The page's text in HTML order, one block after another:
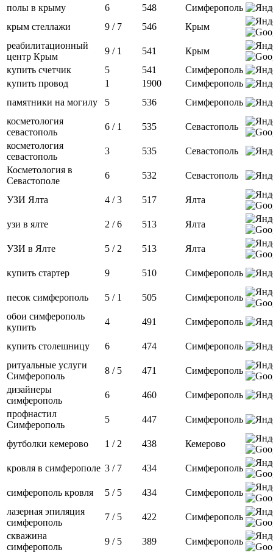
полы в крыму
6 548
Симферополь
крым стеллажи
9 / 7 546
Крым
реабилитационный
центр Крым
9 / 1 541
Крым
купить счетчик
5 541
Симферополь
купить провод
1 1900
Симферополь
памятники на могилу
5 536
Симферополь
косметология
севастополь
6 / 1 535
Севастополь
косметология
севастополь
3 535
Севастополь
Косметология в
Севастополе
6 532 Севастополь
УЗИ Ялта 4 / 3 517 Ялта
узи в ялте 2 / 6 513 Ялта
УЗИ в Ялте 5 / 2 513 Ялта
купить стартер 9 510 Симферополь
песок симферополь 5 / 1 505
Симферополь
обои симферополь
купить
4 491 Симферополь
купить столешницу 6 474
Симферополь
ритуальные услуги
Симферополь
8 / 5 471
Симферополь
дизайнеры
симферополь
6 460
Симферополь
профнастил
Симферополь
5 447 Симферополь
футболки кемерово 1 / 2 438 Кемерово
кровля в симферополе 3 / 7 434 Симферополь
симферополь кровля 5 / 5 434
Симферополь
лазерная эпиляция
симферополь
7 / 5 422
Симферополь
скважина
симферополь
9 / 5 389
Симферополь